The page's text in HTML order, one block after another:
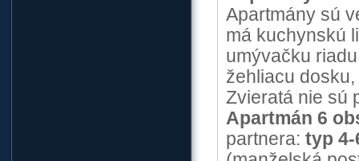
Apartmány sú
má kuchynskú
umývačku
žehliacu
Zvieratá nie sú
Apartmán 6
partnera: typ 4-